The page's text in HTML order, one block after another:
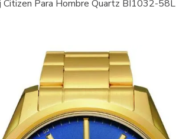
Citizen Para Hombre Quartz BI1032-58L